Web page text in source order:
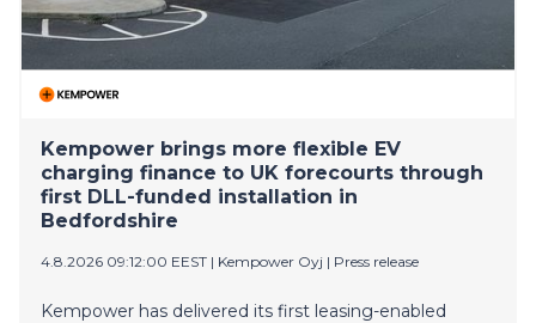
ytimessä ovat hänen lapsuutensa ja evakkomatkansa
Kempower brings more flexible EV
charging finance to UK forecourts through
first DLL-funded installation in
Bedfordshire
4.8.2026 09:12:00 EEST | Kempower Oyj | Press release
Kempower has delivered its first leasing-enabled